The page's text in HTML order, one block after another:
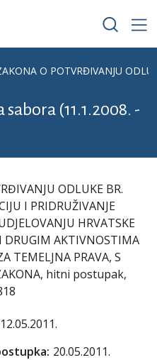
O POTVRĐIVANJU
(11.1.2008. -
ODLUKE BR.
I PRIDRUŽIVANJE
HRVATSKE
DRUGIM AKTIVNOSTIMA
TEMELJNA PRAVA, S
hitni postupak,
12.05.2011.
20.05.2011.